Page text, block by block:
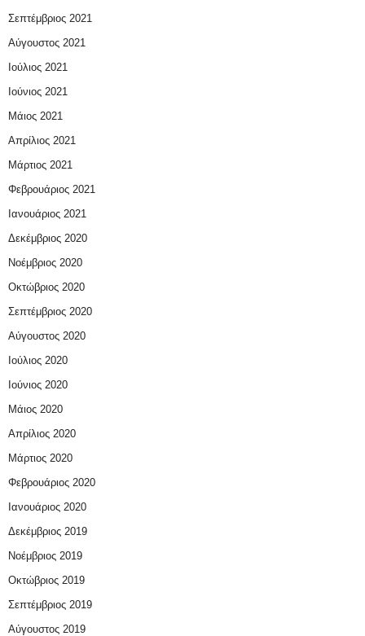
Σεπτέμβριος 2021
Αύγουστος 2021
Ιούλιος 2021
Ιούνιος 2021
Μάιος 2021
Απρίλιος 2021
Μάρτιος 2021
Φεβρουάριος 2021
Ιανουάριος 2021
Δεκέμβριος 2020
Νοέμβριος 2020
Οκτώβριος 2020
Σεπτέμβριος 2020
Αύγουστος 2020
Ιούλιος 2020
Ιούνιος 2020
Μάιος 2020
Απρίλιος 2020
Μάρτιος 2020
Φεβρουάριος 2020
Ιανουάριος 2020
Δεκέμβριος 2019
Νοέμβριος 2019
Οκτώβριος 2019
Σεπτέμβριος 2019
Αύγουστος 2019